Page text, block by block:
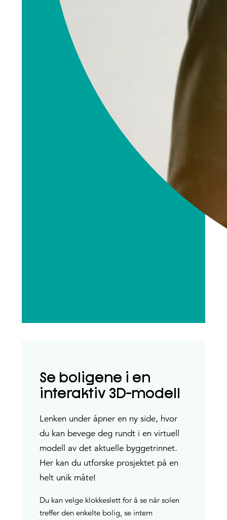
Se boligene i en
interaktiv 3D-modell
Lenken under åpner en ny side, hvor
du kan bevege deg rundt i en virtuell
modell av det aktuelle byggetrinnet.
Her kan du utforske prosjektet på en
helt unik måte!
Du kan velge klokkeslett for å se når solen
treffer den enkelte bolig, se intern